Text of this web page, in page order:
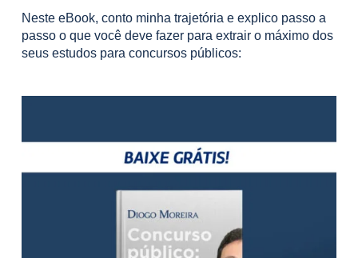
Neste eBook, conto minha trajetória e explico passo a
passo o que você deve fazer para extrair o máximo dos
seus estudos para concursos públicos: